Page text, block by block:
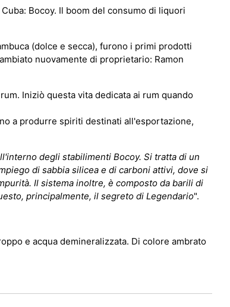
Bocoy. Il boom del consumo di liquori
(dolce e secca), furono i primi prodotti
nuovamente di proprietario: Ramon
Iniziò questa vita dedicata ai rum quando
a produrre spiriti destinati all'esportazione,
degli stabilimenti Bocoy. Si tratta di un
di sabbia silicea e di carboni attivi, dove si
Il sistema inoltre, è composto da barili di
principalmente, il segreto di Legendario".
e acqua demineralizzata. Di colore ambrato